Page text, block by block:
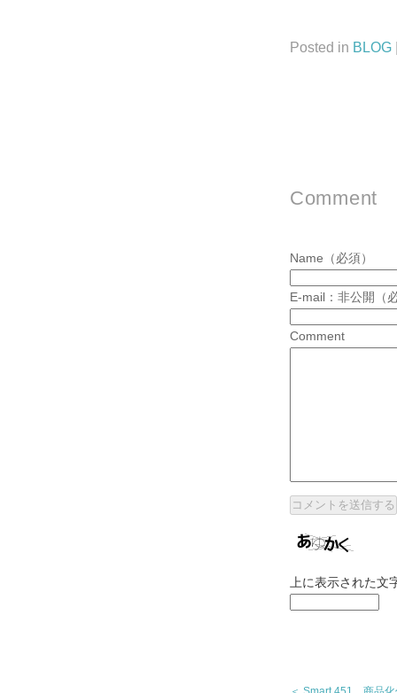
Posted in BLOG
Comment
Name（必須）
E-mail：非公開（
Comment
上に表示された文